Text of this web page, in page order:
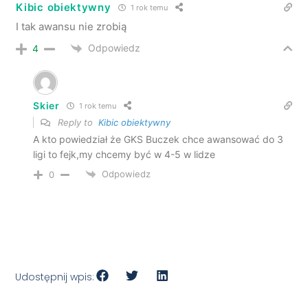
Kibic obiektywny 1 rok temu
I tak awansu nie zrobią
4 Odpowiedz
Skier 1 rok temu
Reply toKibic obiektywny
A kto powiedział że GKS Buczek chce awansować do 3
ligi to fejk,my chcemy być w 4-5 w lidze
0 Odpowiedz
Udostępnij wpis: